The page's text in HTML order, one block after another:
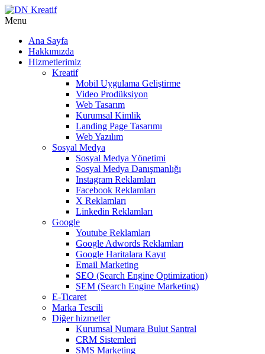
Menu
Ana Sayfa
Hakkımızda
Hizmetlerimiz
Kreatif
Mobil Uygulama Geliştirme
Video Prodüksiyon
Web Tasarım
Kurumsal Kimlik
Landing Page Tasarımı
Web Yazılım
Sosyal Medya
Sosyal Medya Yönetimi
Sosyal Medya Danışmanlığı
Instagram Reklamları
Facebook Reklamları
X Reklamları
Linkedin Reklamları
Google
Youtube Reklamları
Google Adwords Reklamları
Google Haritalara Kayıt
Email Marketing
SEO (Search Engine Optimization)
SEM (Search Engine Marketing)
E-Ticaret
Marka Tescili
Diğer hizmetler
Kurumsal Numara Bulut Santral
CRM Sistemleri
SMS Marketing